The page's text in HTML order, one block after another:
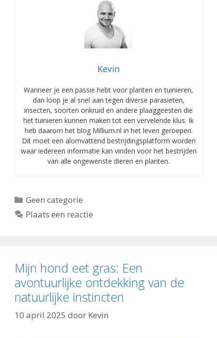
Kevin
Wanneer je een passie hebt voor planten en tuinieren,
dan loop je al snel aan tegen diverse parasieten,
insecten, soorten onkruid en andere plaaggeesten die
het tuinieren kunnen maken tot een vervelende klus. Ik
heb daarom het blog Millium.nl in het leven geroepen.
Dit moet een alomvattend bestrijdingsplatform worden
waar iedereen informatie kan vinden voor het bestrijden
van alle ongewenste dieren en planten.
Categorieën
Geen categorie
Plaats een reactie
Mijn hond eet gras: Een
avontuurlijke ontdekking van de
natuurlijke instincten
10 april 2025 door Kevin